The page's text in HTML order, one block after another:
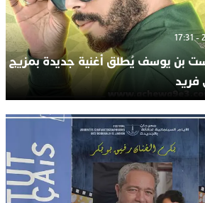
بن يوسف يُطلق أغنية جديدة بمزيج